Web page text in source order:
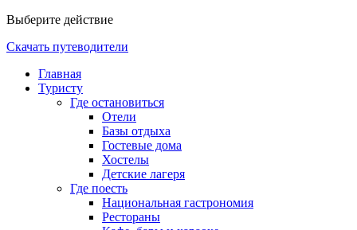
Выберите действие
Скачать путеводители
Главная
Туристу
Где остановиться
Отели
Базы отдыха
Гостевые дома
Хостелы
Детские лагеря
Где поесть
Национальная гастрономия
Рестораны